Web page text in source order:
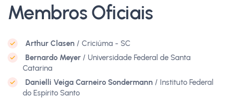
Membros Oficiais
Arthur Clasen / Criciúma - SC
Bernardo Meyer / Universidade Federal de Santa
Catarina
Danielli Veiga Carneiro Sondermann / Instituto Federal
do Espírito Santo